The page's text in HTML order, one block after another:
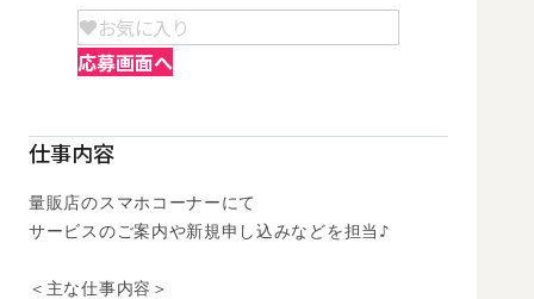
お気に入り
応募画面へ
仕事内容
量販店のスマホコーナーにて
サービスのご案内や新規申し込みなどを担当♪
＜主な仕事内容＞